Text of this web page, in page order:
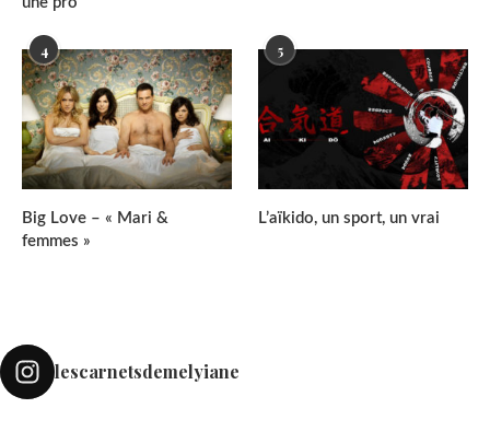
4
Big Love – « Mari &
femmes »
5
L’aïkido, un sport, un vrai
lescarnetsdemelyiane